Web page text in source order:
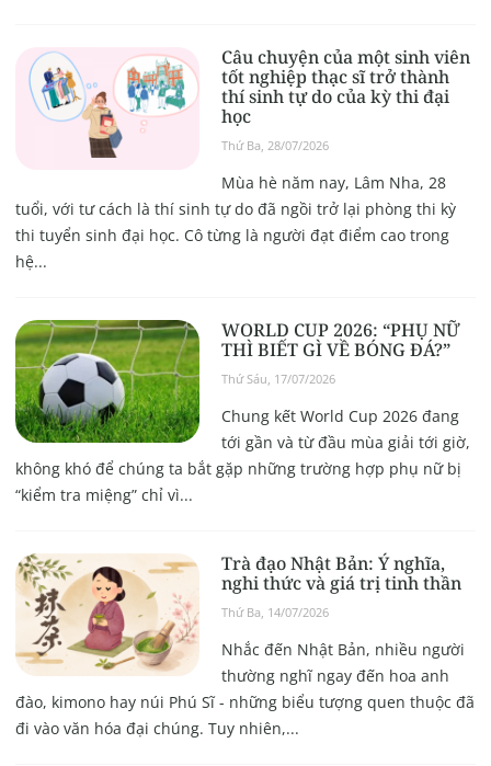
Câu chuyện của một sinh viên
tốt nghiệp thạc sĩ trở thành
thí sinh tự do của kỳ thi đại
học
Thứ Ba, 28/07/2026
Mùa hè năm nay, Lâm Nha, 28
tuổi, với tư cách là thí sinh tự do đã ngồi trở lại phòng thi kỳ
thi tuyển sinh đại học. Cô từng là người đạt điểm cao trong
hệ...
WORLD CUP 2026: “PHỤ NỮ
THÌ BIẾT GÌ VỀ BÓNG ĐÁ?”
Thứ Sáu, 17/07/2026
Chung kết World Cup 2026 đang
tới gần và từ đầu mùa giải tới giờ,
không khó để chúng ta bắt gặp những trường hợp phụ nữ bị
“kiểm tra miệng” chỉ vì...
Trà đạo Nhật Bản: Ý nghĩa,
nghi thức và giá trị tinh thần
Thứ Ba, 14/07/2026
Nhắc đến Nhật Bản, nhiều người
thường nghĩ ngay đến hoa anh
đào, kimono hay núi Phú Sĩ - những biểu tượng quen thuộc đã
đi vào văn hóa đại chúng. Tuy nhiên,...